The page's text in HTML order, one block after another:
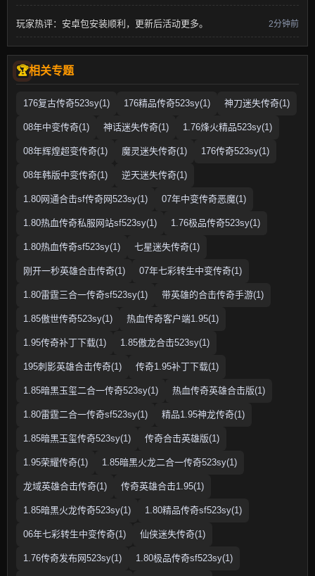
玩家热评：安卓包安装顺利，更新后活动更多。 2分钟前
相关专题
176复古传奇523sy(1) 176精品传奇523sy(1) 神刀迷失传奇(1)
08年中变传奇(1) 神话迷失传奇(1) 1.76烽火精品523sy(1)
08年辉煌超变传奇(1) 魔灵迷失传奇(1) 176传奇523sy(1)
08年韩版中变传奇(1) 逆天迷失传奇(1)
1.80网通合击sf传奇网523sy(1) 07年中变传奇恶魔(1)
1.80热血传奇私服网站sf523sy(1) 1.76极品传奇523sy(1)
1.80热血传奇sf523sy(1) 七星迷失传奇(1)
刚开一秒英雄合击传奇(1) 07年七彩转生中变传奇(1)
1.80雷霆三合一传奇sf523sy(1) 带英雄的合击传奇手游(1)
1.85傲世传奇523sy(1) 热血传奇客户端1.95(1)
1.95传奇补丁下载(1) 1.85傲龙合击523sy(1)
195刺影英雄合击传奇(1) 传奇1.95补丁下载(1)
1.85暗黑玉玺二合一传奇523sy(1) 热血传奇英雄合击版(1)
1.80雷霆二合一传奇sf523sy(1) 精品1.95神龙传奇(1)
1.85暗黑玉玺传奇523sy(1) 传奇合击英雄版(1)
1.95荣耀传奇(1) 1.85暗黑火龙二合一传奇523sy(1)
龙域英雄合击传奇(1) 传奇英雄合击1.95(1)
1.85暗黑火龙传奇523sy(1) 1.80精品传奇sf523sy(1)
06年七彩转生中变传奇(1) 仙侠迷失传奇(1)
1.76传奇发布网523sy(1) 1.80极品传奇sf523sy(1)